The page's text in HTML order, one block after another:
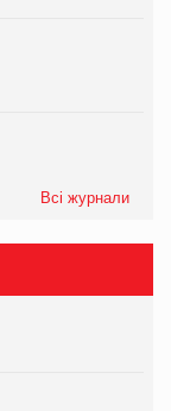
Всі журнали